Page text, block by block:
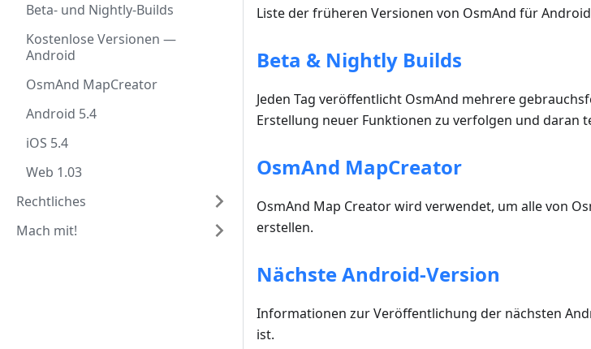
Beta- und Nightly-Builds
Kostenlose Versionen —
Android
OsmAnd MapCreator
Android 5.4
iOS 5.4
Web 1.03
Rechtliches
Mach mit!
Liste der früheren Versionen von OsmAnd für
Beta & Nightly Builds
Jeden Tag veröffentlicht OsmAnd mehrere
Erstellung neuer Funktionen zu verfolgen und daran
OsmAnd MapCreator
OsmAnd Map Creator wird verwendet, um alle von
erstellen.
Nächste Android-Version
Informationen zur Veröffentlichung der nächsten
ist.